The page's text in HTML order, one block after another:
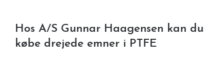
Hos A/S Gunnar Haagensen kan du
købe drejede emner i PTFE